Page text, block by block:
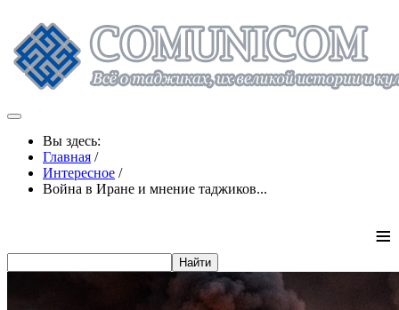
Вы здесь:
Главная /
Интересное /
Война в Иране и мнение таджиков...
≡